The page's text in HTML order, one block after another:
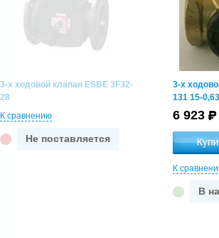
3-х ходовой клапан ESBE 3F32-
28
К сравнению
Не поставляется
3-х
131 15-0,63
6 923
К
В